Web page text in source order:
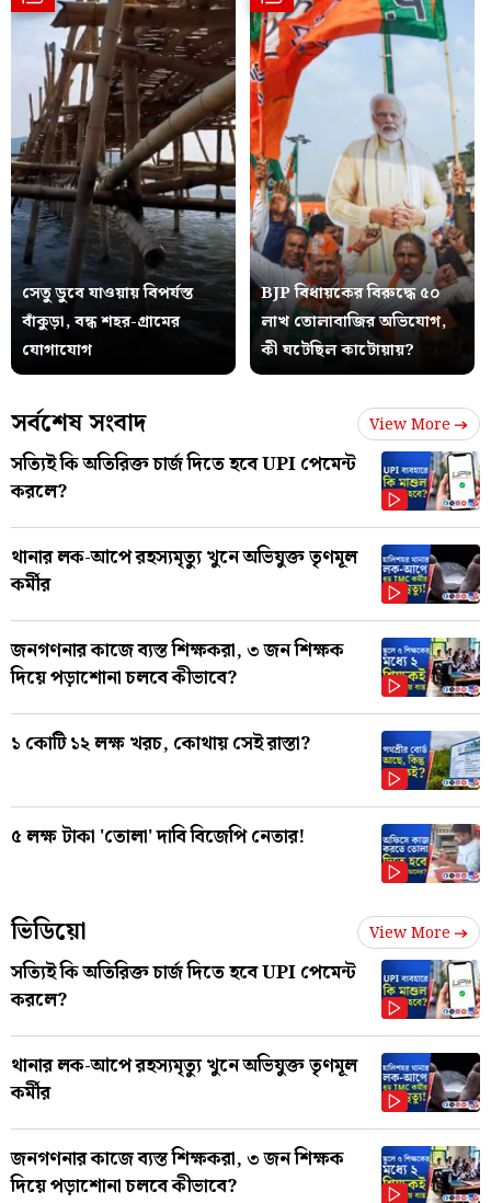
সেতু ডুবে যাওয়ায় বিপর্যস্ত
বাঁকুড়া, বন্ধ শহর-গ্রামের
যোগাযোগ
BJP বিধায়কের বিরুদ্ধে ৫০
লাখ তোলাবাজির অভিযোগ,
কী ঘটেছিল কাটোয়ায়?
সর্বশেষ সংবাদ View More
সত্যিই কি অতিরিক্ত চার্জ দিতে হবে UPI পেমেন্ট
করলে?
থানার লক-আপে রহস্যমৃত্যু খুনে অভিযুক্ত তৃণমূল
কর্মীর
জনগণনার কাজে ব্যস্ত শিক্ষকরা, ৩ জন শিক্ষক
দিয়ে পড়াশোনা চলবে কীভাবে?
১ কোটি ১২ লক্ষ খরচ, কোথায় সেই রাস্তা?
৫ লক্ষ টাকা 'তোলা' দাবি বিজেপি নেতার!
ভিডিয়ো View More
সত্যিই কি অতিরিক্ত চার্জ দিতে হবে UPI পেমেন্ট
করলে?
থানার লক-আপে রহস্যমৃত্যু খুনে অভিযুক্ত তৃণমূল
কর্মীর
জনগণনার কাজে ব্যস্ত শিক্ষকরা, ৩ জন শিক্ষক
দিয়ে পড়াশোনা চলবে কীভাবে?